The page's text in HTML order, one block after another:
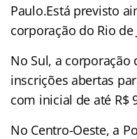
Paulo.Está previsto
corporação do Rio de
No Sul, a corporação
inscrições abertas
com inicial de até R$
No Centro-Oeste, a